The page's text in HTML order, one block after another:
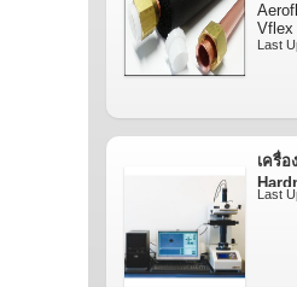
Vflex
Last
เครื่
Last